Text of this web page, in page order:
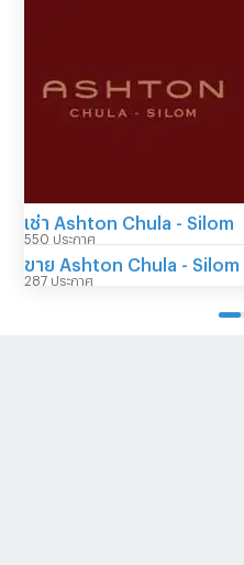
เช่า Ashton Chula - Silom
550 ประกาศ
ขาย Ashton Chula - Silom
287 ประกาศ